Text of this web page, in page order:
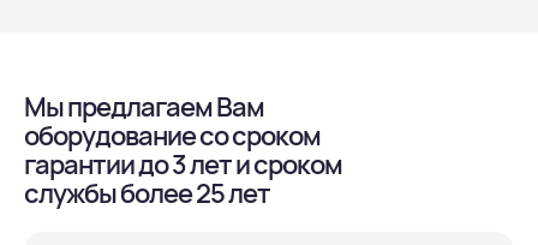
Мы предлагаем Вам
оборудование со сроком
гарантии до 3 лет и сроком
службы более 25 лет